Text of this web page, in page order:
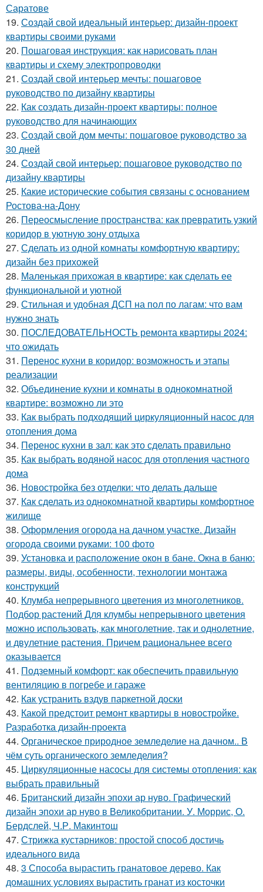
Саратове
19. Создай свой идеальный интерьер: дизайн-проект
квартиры своими руками
20. Пошаговая инструкция: как нарисовать план
квартиры и схему электропроводки
21. Создай свой интерьер мечты: пошаговое
руководство по дизайну квартиры
22. Как создать дизайн-проект квартиры: полное
руководство для начинающих
23. Создай свой дом мечты: пошаговое руководство за
30 дней
24. Создай свой интерьер: пошаговое руководство по
дизайну квартиры
25. Какие исторические события связаны с основанием
Ростова-на-Дону
26. Переосмысление пространства: как превратить узкий
коридор в уютную зону отдыха
27. Сделать из одной комнаты комфортную квартиру:
дизайн без прихожей
28. Маленькая прихожая в квартире: как сделать ее
функциональной и уютной
29. Стильная и удобная ДСП на пол по лагам: что вам
нужно знать
30. ПОСЛЕДОВАТЕЛЬНОСТЬ ремонта квартиры 2024:
что ожидать
31. Перенос кухни в коридор: возможность и этапы
реализации
32. Объединение кухни и комнаты в однокомнатной
квартире: возможно ли это
33. Как выбрать подходящий циркуляционный насос для
отопления дома
34. Перенос кухни в зал: как это сделать правильно
35. Как выбрать водяной насос для отопления частного
дома
36. Новостройка без отделки: что делать дальше
37. Как сделать из однокомнатной квартиры комфортное
жилище
38. Оформления огорода на дачном участке. Дизайн
огорода своими руками: 100 фото
39. Установка и расположение окон в бане. Окна в баню:
размеры, виды, особенности, технологии монтажа
конструкций
40. Клумба непрерывного цветения из многолетников.
Подбор растений Для клумбы непрерывного цветения
можно использовать, как многолетние, так и однолетние,
и двулетние растения. Причем рациональнее всего
оказывается
41. Подземный комфорт: как обеспечить правильную
вентиляцию в погребе и гараже
42. Как устранить вздув паркетной доски
43. Какой предстоит ремонт квартиры в новостройке.
Разработка дизайн-проекта
44. Органическое природное земледелие на дачном.. В
чём суть органического земледелия?
45. Циркуляционные насосы для системы отопления: как
выбрать правильный
46. Британский дизайн эпохи ар нуво. Графический
дизайн эпохи ар нуво в Великобритании. У. Моррис, О.
Бердслей, Ч.Р. Макинтош
47. Стрижка кустарников: простой способ достичь
идеального вида
48. 3 Способа вырастить гранатовое дерево. Как
домашних условиях вырастить гранат из косточки